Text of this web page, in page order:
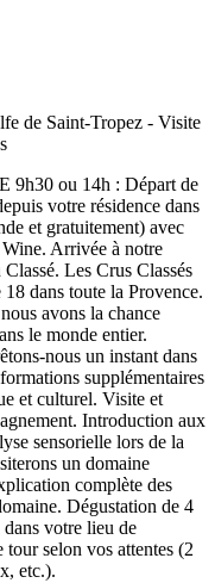
ou 14h : Départ de
votre résidence dans
et gratuitement) avec
Arrivée à notre
Les Crus Classés
dans toute la Provence.
avons la chance
le monde entier.
nous un instant dans
supplémentaires
et culturel. Visite et
Introduction aux
sensorielle lors de la
un domaine
complète des
Dégustation de 4
votre lieu de
selon vos attentes (2
etc.).